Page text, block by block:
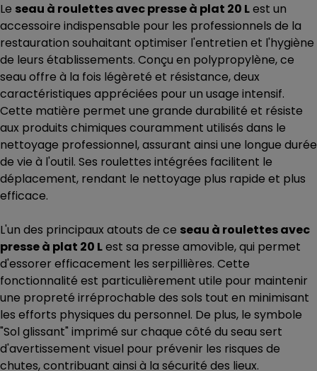
Le seau à roulettes avec presse à plat 20 Lest un
accessoire indispensable pour les professionnels de la
restauration souhaitant optimiser l'entretien et l'hygiène
de leurs établissements. Conçu en polypropylène, ce
seau offre à la fois légèreté et résistance, deux
caractéristiques appréciées pour un usage intensif.
Cette matière permet une grande durabilité et résiste
aux produits chimiques couramment utilisés dans le
nettoyage professionnel, assurant ainsi une longue durée
de vie à l'outil. Ses roulettes intégrées facilitent le
déplacement, rendant le nettoyage plus rapide et plus
efficace.
L'un des principaux atouts de ce seau à roulettes avec
presse à plat 20 Lest sa presse amovible, qui permet
d'essorer efficacement les serpillières. Cette
fonctionnalité est particulièrement utile pour maintenir
une propreté irréprochable des sols tout en minimisant
les efforts physiques du personnel. De plus, le symbole
"Sol glissant" imprimé sur chaque côté du seau sert
d'avertissement visuel pour prévenir les risques de
chutes, contribuant ainsi à la sécurité des lieux.